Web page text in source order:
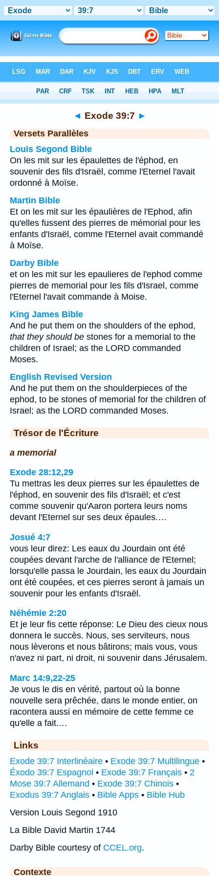
Chapitre 39> Verset 7
◄ Exode 39:7 ►
Versets Parallèles
Louis Segond Bible
On les mit sur les épaulettes de l'éphod, en
souvenir des fils d'Israël, comme l'Eternel l'avait
ordonné à Moïse.
Martin Bible
Et on les mit sur les épaulières de l'Ephod, afin
qu'elles fussent des pierres de mémorial pour les
enfants d'Israël, comme l'Eternel avait commandé
à Moïse.
Darby Bible
et on les mit sur les epaulieres de l'ephod comme
pierres de memorial pour les fils d'Israel, comme
l'Eternel l'avait commande à Moise.
King James Bible
And he put them on the shoulders of the ephod,
that they should be stones for a memorial to the
children of Israel; as the LORD commanded
Moses.
English Revised Version
And he put them on the shoulderpieces of the
ephod, to be stones of memorial for the children of
Israel; as the LORD commanded Moses.
Trésor de l'Écriture
a memorial
Exode 28:12,29
Tu mettras les deux pierres sur les épaulettes de
l'éphod, en souvenir des fils d'Israël; et c'est
comme souvenir qu'Aaron portera leurs noms
devant l'Eternel sur ses deux épaules.…
Josué 4:7
vous leur direz: Les eaux du Jourdain ont été
coupées devant l'arche de l'alliance de l'Eternel;
lorsqu'elle passa le Jourdain, les eaux du Jourdain
ont été coupées, et ces pierres seront à jamais un
souvenir pour les enfants d'Israël.
Néhémie 2:20
Et je leur fis cette réponse: Le Dieu des cieux nous
donnera le succès. Nous, ses serviteurs, nous
nous lèverons et nous bâtirons; mais vous, vous
n'avez ni part, ni droit, ni souvenir dans Jérusalem.
Marc 14:9,22-25
Je vous le dis en vérité, partout où la bonne
nouvelle sera prêchée, dans le monde entier, on
racontera aussi en mémoire de cette femme ce
qu'elle a fait.…
Links
Exode 39:7 Interlinéaire • Exode 39:7 Multilingue •
Éxodo 39:7 Espagnol • Exode 39:7 Français • 2
Mose 39:7 Allemand • Exode 39:7 Chinois •
Exodus 39:7 Anglais • Bible Apps • Bible Hub
Version Louis Segond 1910
La Bible David Martin 1744
Darby Bible courtesy of CCEL.org.
Contexte